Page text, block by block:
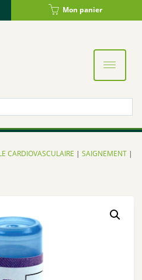
Mon panier
:
CARDIOVASCULAIRE |SAIGNEMENT |